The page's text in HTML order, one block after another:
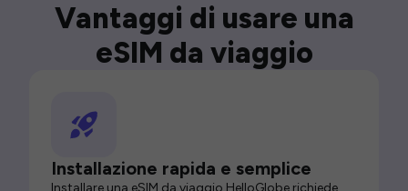
Vantaggi di usare una
eSIM da viaggio
Installazione rapida e semplice
Installare una eSIM da viaggio HelloGlobe richiede